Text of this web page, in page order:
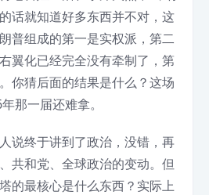
话就知道好多东西并不对，这
普组成的第一是实权派，第二
翼化已经完全没有牵制了，第
你猜后面的结果是什么？这场
那一届还难拿。
说终于讲到了政治，没错，再
共和党、全球政治的变动。但
的最核心是什么东西？实际上